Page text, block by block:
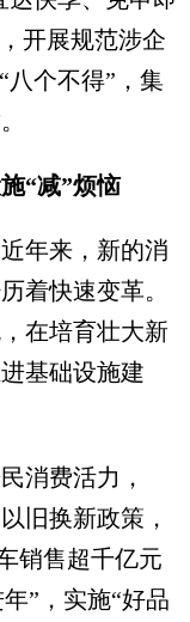
开展规范涉企
八个不得”，集
“减”烦恼
年来，新的消
着快速变革。
在培育壮大新
基础设施建
消费活力，
旧换新政策，
销售超千亿元
”，实施“好品